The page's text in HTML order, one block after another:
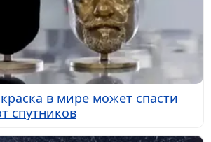
в мире может спасти
спутников